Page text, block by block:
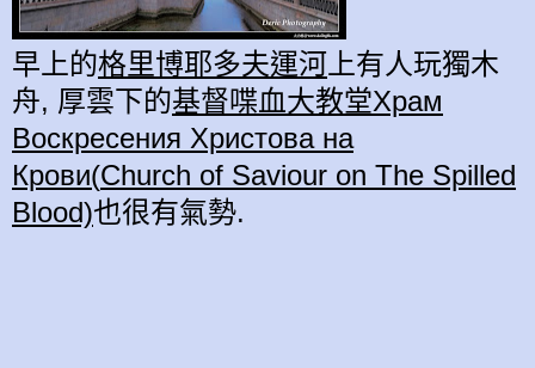
早 上的格里博耶多夫運河 上有人玩獨木
舟, 厚雲下的基督喋血大教堂Храм
Воскресения Христова на
Крови(Church of Saviour on The Spilled
Blood)也很有氣勢.